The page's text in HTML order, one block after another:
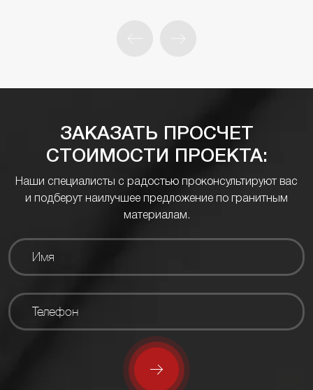
ЗАКАЗАТЬ ПРОСЧЕТ
СТОИМОСТИ ПРОЕКТА:
Наши специалисты с радостью проконсультируют вас
и подберут наилучшее предложение по гранитным
материалам.